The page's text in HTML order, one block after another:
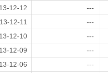
12-12
---
12-11
---
12-10
---
12-09
---
12-06
---